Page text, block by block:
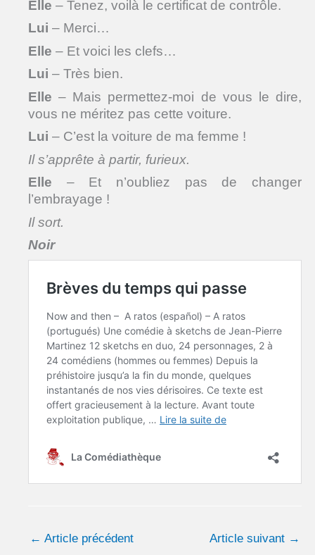
Elle – Tenez, voilà le certificat de contrôle.
Lui – Merci…
Elle – Et voici les clefs…
Lui – Très bien.
Elle – Mais permettez-moi de vous le dire,
vous ne méritez pas cette voiture.
Lui – C’est la voiture de ma femme !
Il s’apprête à partir, furieux.
Elle – Et n’oubliez pas de changer
l’embrayage !
Il sort.
Noir
← Article précédent Article suivant →